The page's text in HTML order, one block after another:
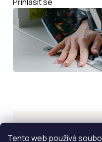
Tento web používá
Inspirace